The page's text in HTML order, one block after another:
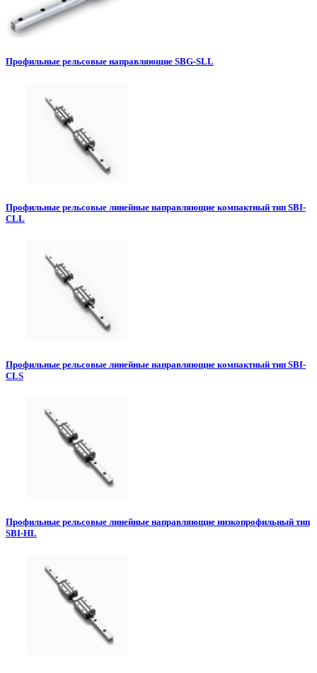
Профильные рельсовые направляющие SBG-SLL
Профильные рельсовые линейные направляющие компактный тип SBI-
CLL
Профильные рельсовые линейные направляющие компактный тип SBI-
CLS
Профильные рельсовые линейные направляющие низкопрофильный тип
SBI-HL